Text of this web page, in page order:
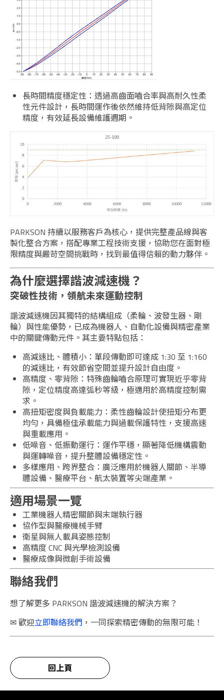
長時間精度穩定性：透過高齒面嚙合率與高耐久性柔
性元件設計，長時間運作後依然維持低背隙與高定位
精度，有效延長設備維護週期。
PARKSON 持續以服務客戶為核心，提供完整產品線與客
製化整合方案，搭配專業工程技術支援，協助您在面對極
限精度與嚴苛空間挑戰時，找到最值得信賴的動力夥伴。
為什麼選擇諧波減速機？
突破性技術，領航未來運動控制
諧波減速機因其獨特的結構組成（柔輪、波發生器、剛
輪）與性能優勢，已成為機器人、自動化設備與精密產業
中的關鍵傳動元件。其主要特點包括：
高減速比、體積小：單段傳動即可達成 1:30 至 1:160
的減速比，有效節省空間並提升設計自由度。
高精度、零背隙：特殊齒輪嚙合原理可實現近乎零背
隙，定位精度高達弧秒等級，極適用於高精度控制需
求。
高扭矩密度與負載能力：柔性齒輪設計使扭矩分布更
均勻，具備極佳承載能力與過載保護特性，支援高速
與重載應用。
低噪音、低振動運行：運作平穩，顯著降低機構震動
與運轉噪音，提升整體設備穩定性。
多樣應用、跨界整合：廣泛應用於機器人關節、半導
體設備、醫療平台、航太裝置等尖端產業。
適用場景一覽
工業機器人精密關節與末端執行器
協作型與醫療機械手臂
衛星與無人載具姿態控制
高精度 CNC 與光學檢測設備
醫療成像與微創手術設備
聯絡我們
想了解更多 PARKSON 諧波減速機的解決方案？
✉︎ 歡迎立即聯絡我們 ，一同探索精密傳動的無限可能！
回上頁